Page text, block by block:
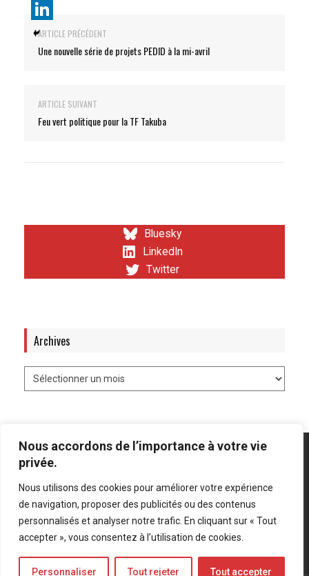
Nous accordons de l’importance à votre vie
privée.
Nous utilisons des cookies pour améliorer votre expérience
de navigation, proposer des publicités ou des contenus
personnalisés et analyser notre trafic. En cliquant sur « Tout
accepter », vous consentez à l’utilisation de cookies.
Personnaliser Tout rejeter Tout accepter
ARTICLE PRÉCÉDENT
Une nouvelle série de projets PEDID à la mi-avril
ARTICLE SUIVANT
Feu vert politique pour la TF Takuba
Bluesky
LinkedIn
Twitter
Archives
Mentions légales Politique de confidentialité
Bluesky
LinkedIn
Twitter